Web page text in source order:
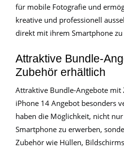
für mobile Fotografie und
kreative und professionell
direkt mit ihrem Smartphone zu
Attraktive Bundle-
Zubehör erhältlich
Attraktive Bundle-Angebote mit
iPhone 14 Angebot besonders
haben die Möglichkeit, nicht
Smartphone zu erwerben,
Zubehör wie Hüllen,